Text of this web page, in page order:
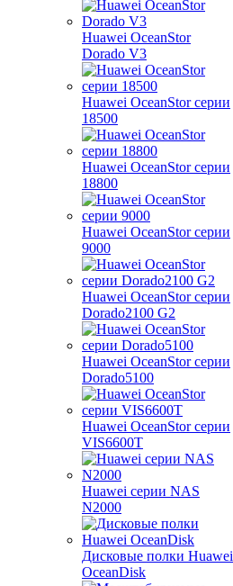
Huawei OceanStor
Dorado V3
Huawei OceanStor серии
18500
Huawei OceanStor серии
18800
Huawei OceanStor серии
9000
Huawei OceanStor серии
Dorado2100 G2
Huawei OceanStor серии
Dorado5100
Huawei OceanStor серии
VIS6600T
Huawei серии NAS
N2000
Дисковые полки Huawei
OceanDisk